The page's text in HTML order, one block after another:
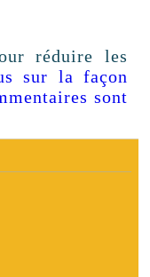
réduire les
sur la façon
sont